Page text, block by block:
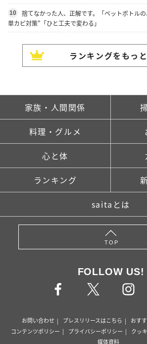
10
捨てなかった人、正解です。「ペットボトル
単カビ対策"「ひと工夫で変わる」
ランキングをもっ
家族・人間関係
料理・グルメ
心と体
ランキング
saitaとは
TOP
FOLLOW US!
お問い合わせ プレスリリースはこちら おす
コンテンツポリシー
プライバシーポリシー クッ
媒体資料